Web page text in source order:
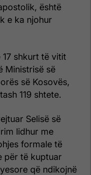
është
e ka njohur
shkurt të vitit
Ministrisë së
së Kosovës,
119 shtete.
Selisë së
lidhur me
formale të
për të kuptuar
që ndikojnë